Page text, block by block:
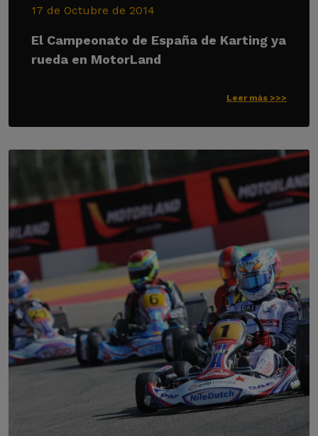
17 de Octubre de 2014
El Campeonato de España de Karting ya
rueda en MotorLand
Leer más >>>